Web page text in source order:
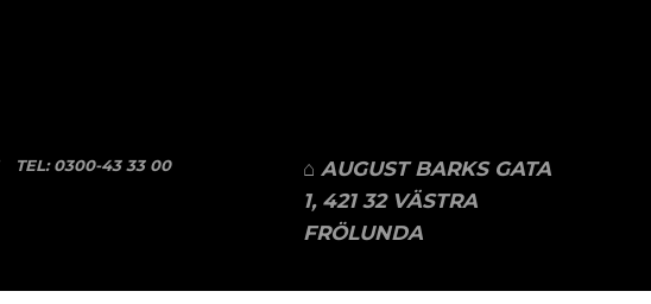
TEL:0300-43 33 00
⌂ AUGUST BARKS GATA
1, 421 32 VÄSTRA
FRÖLUNDA